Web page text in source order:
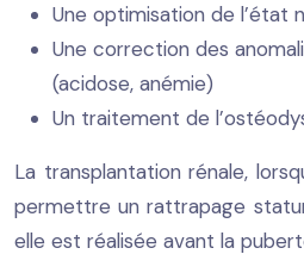
Une optimisation de l’état
Une correction des
(acidose, anémie)
Un traitement de
La transplantation rénale,
permettre un rattrapage
elle est réalisée avant la